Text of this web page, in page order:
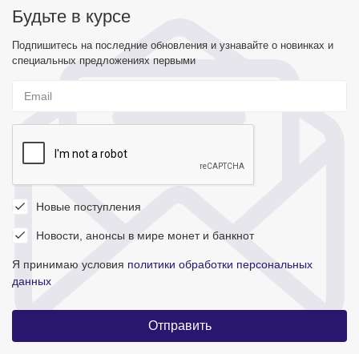
Будьте в курсе
Подпишитесь на последние обновления и узнавайте о новинках и
специальных предложениях первыми
Новые поступления
Новости, анонсы в мире монет и банкнот
Я принимаю условия политики обработки персональных
данных